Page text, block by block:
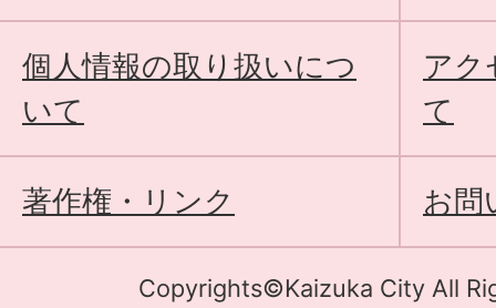
個人情報の取り扱いにつ
いて
アク
て
著作権・リンク お問
Copyrights©Kaizuka City All